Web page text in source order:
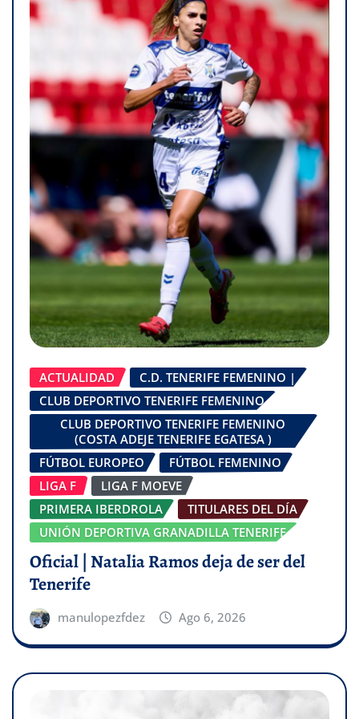
ACTUALIDAD
C.D. TENERIFE FEMENINO |
CLUB DEPORTIVO TENERIFE FEMENINO
CLUB DEPORTIVO TENERIFE FEMENINO
(COSTA ADEJE TENERIFE EGATESA )
FÚTBOL EUROPEO
FÚTBOL FEMENINO
LIGA F
LIGA F MOEVE
PRIMERA IBERDROLA
TITULARES DEL DÍA
UNIÓN DEPORTIVA GRANADILLA TENERIFE
Oficial | Natalia Ramos deja de ser del
Tenerife
manulopezfdez Ago 6, 2026